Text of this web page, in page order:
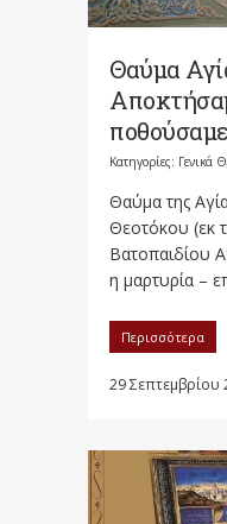
Θαύμα
Κατηγορίες: Γενικά
Θαύμα της
Θεοτόκου (εκ
Βατοπαιδίου
η μαρτυρία –
Περισσότερα
29 Σεπτεμβρίου